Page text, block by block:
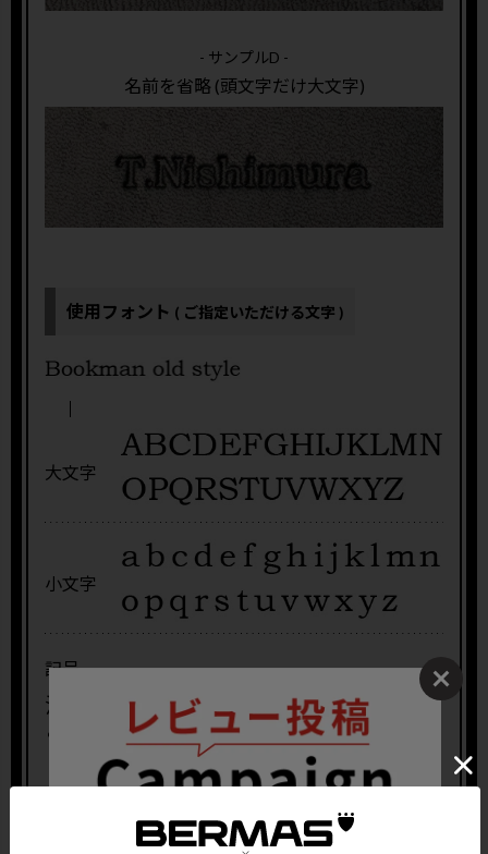
- サンプルD -
名前を省略 (頭文字だけ大文字)
使用フォント ( ご指定いただける文字 )
大文字
小文字
記号 .
注意事項
刻印する文字は、アルファベットでご指定くだ
さい。
す。文字の組み合わせやご指定の文字列によっ